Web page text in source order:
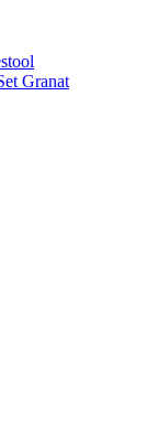
Granat